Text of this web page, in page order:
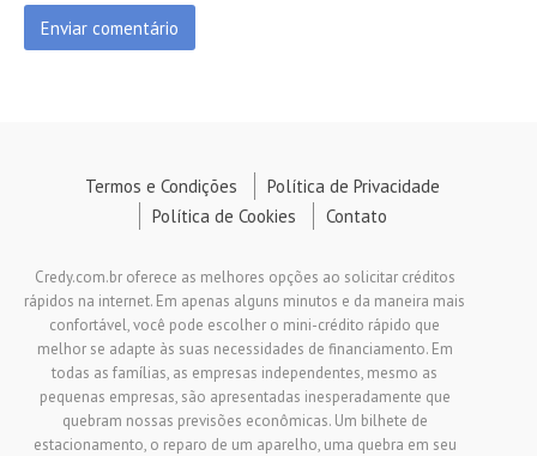
Termos e Condições
Política de Privacidade
Política de Cookies
Contato
Credy.com.br oferece as melhores opções ao solicitar créditos
rápidos na internet. Em apenas alguns minutos e da maneira mais
confortável, você pode escolher o mini-crédito rápido que
melhor se adapte às suas necessidades de financiamento. Em
todas as famílias, as empresas independentes, mesmo as
pequenas empresas, são apresentadas inesperadamente que
quebram nossas previsões econômicas. Um bilhete de
estacionamento, o reparo de um aparelho, uma quebra em seu